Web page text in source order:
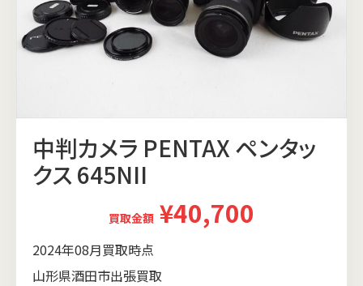
中判カメラ PENTAX ペンタッ
クス 645NII
買取金額 ¥40,700
2024年08月買取時点
山形県酒田市出張買取